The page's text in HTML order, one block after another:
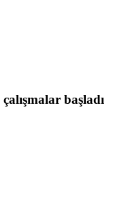
başladı